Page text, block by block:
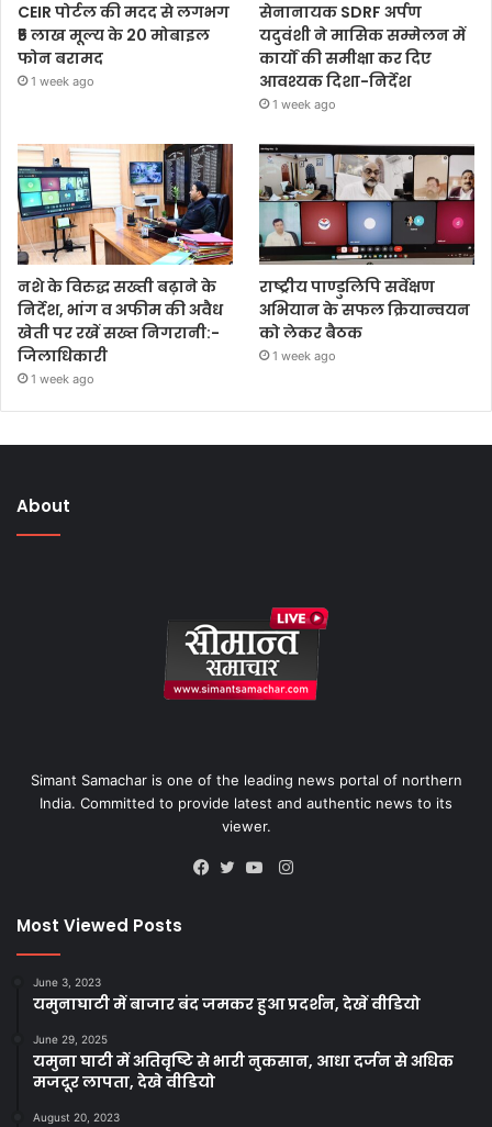
CEIR पोर्टल की मदद से लगभग
₹5 लाख मूल्य के 20 मोबाइल
फोन बरामद
1 week ago
सेनानायक SDRF अर्पण
यदुवंशी ने मासिक सम्मेलन में
कार्यों की समीक्षा कर दिए
आवश्यक दिशा-निर्देश
1 week ago
नशे के विरुद्ध सख्ती बढ़ाने के
निर्देश, भांग व अफीम की अवैध
खेती पर रखें सख्त निगरानी:-
जिलाधिकारी
1 week ago
राष्ट्रीय पाण्डुलिपि सर्वेक्षण
अभियान के सफल क्रियान्वयन
को लेकर बैठक
1 week ago
About
Simant Samachar is one of the leading news portal of northern
India. Committed to provide latest and authentic news to its
viewer.
Instagram
Most Viewed Posts
June 3, 2023
यमुनाघाटी में बाजार बंद जमकर हुआ प्रदर्शन, देखें वीडियो
June 29, 2025
यमुना घाटी में अतिवृष्टि से भारी नुकसान, आधा दर्जन से अधिक
मजदूर लापता, देखे वीडियो
August 20, 2023